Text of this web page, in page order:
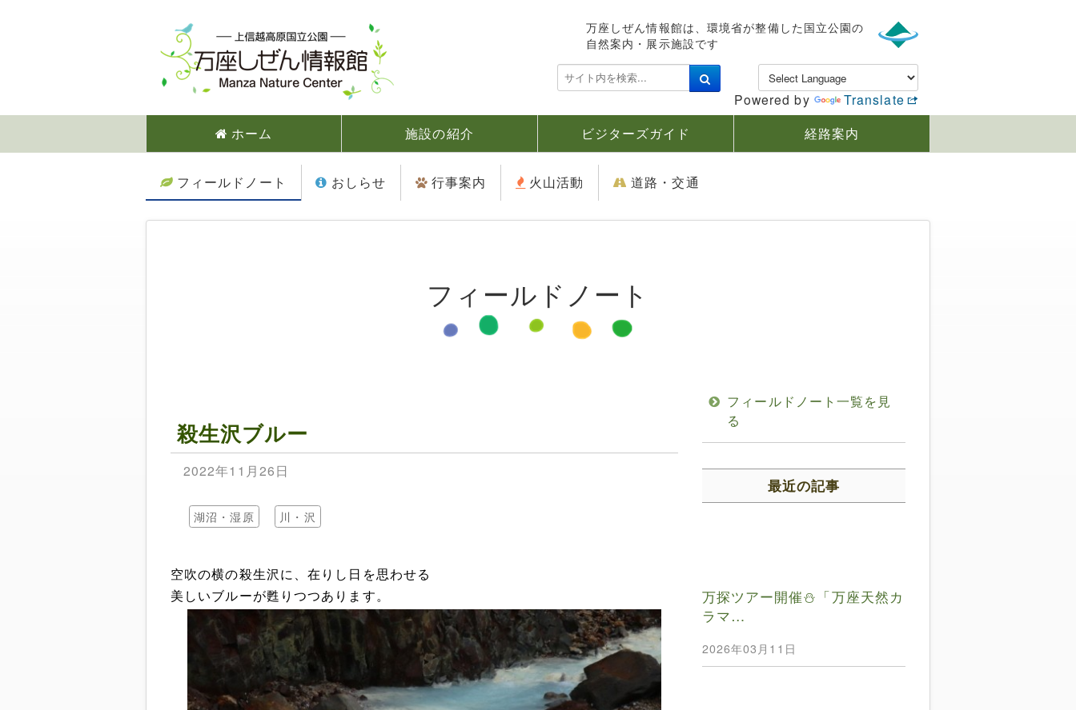
万座しぜん情報館は、環境省が整備した国立公園の
自然案内・展示施設です
検
索
Powered by
Translate
ホーム
施設の紹介 ビジターズガイド 経路案内
フィールドノート おしらせ 行事案内 火山活動 道路・交通
フィールドノート
殺生沢ブルー
2022年11月26日
湖沼・湿原 川・沢
空吹の横の殺生沢に、在りし日を思わせる
美しいブルーが甦りつつあります。
フィールドノート一覧を見
る
最近の記事
万探ツアー開催⛄️「万座天然カ
ラマ…
2026年03月11日